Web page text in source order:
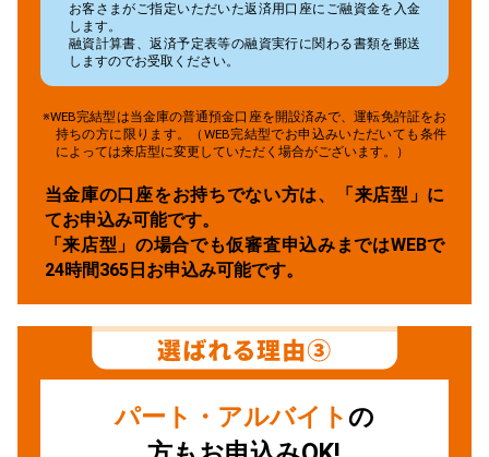
お客さまがご指定いただいた返済用口座にご融資金を入金
します。
融資計算書、返済予定表等の融資実行に関わる書類を郵送
しますのでお受取ください。
※WEB完結型は当金庫の普通預金口座を開設済みで、運転免許証をお
持ちの方に限ります。（WEB完結型でお申込みいただいても条件
によっては来店型に変更していただく場合がございます。）
当金庫の口座をお持ちでない方は、「来店型」に
てお申込み可能です。
「来店型」の場合でも仮審査申込みまではWEBで
24時間365日お申込み可能です。
パート・アルバイト の